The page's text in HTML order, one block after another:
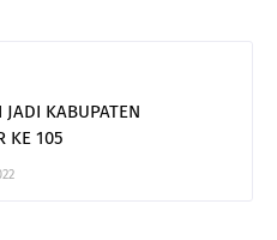
JADI KABUPATEN
KE 105